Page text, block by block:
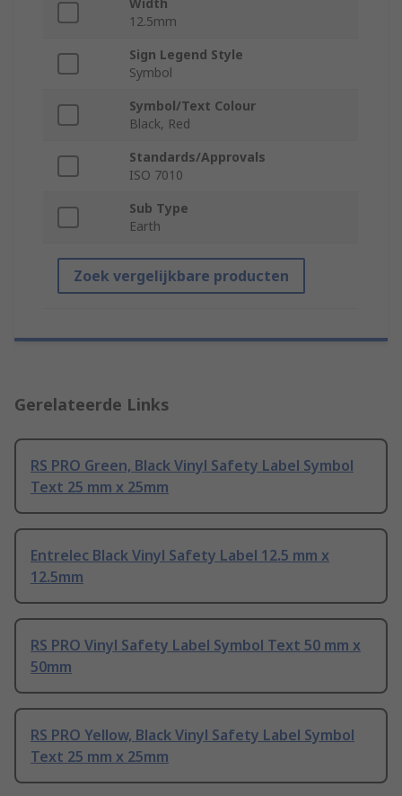
Width
12.5mm
Sign Legend Style
Symbol
Symbol/Text Colour
Black, Red
Standards/Approvals
ISO 7010
Sub Type
Earth
Zoek vergelijkbare producten
Gerelateerde Links
RS PRO Green, Black Vinyl Safety Label Symbol
Text 25 mm x 25mm
Entrelec Black Vinyl Safety Label 12.5 mm x
12.5mm
RS PRO Vinyl Safety Label Symbol Text 50 mm x
50mm
RS PRO Yellow, Black Vinyl Safety Label Symbol
Text 25 mm x 25mm